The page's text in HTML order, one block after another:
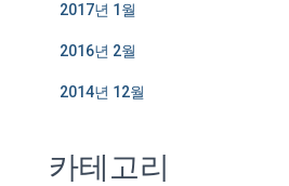
2017년 1월
2016년 2월
2014년 12월
카테고리